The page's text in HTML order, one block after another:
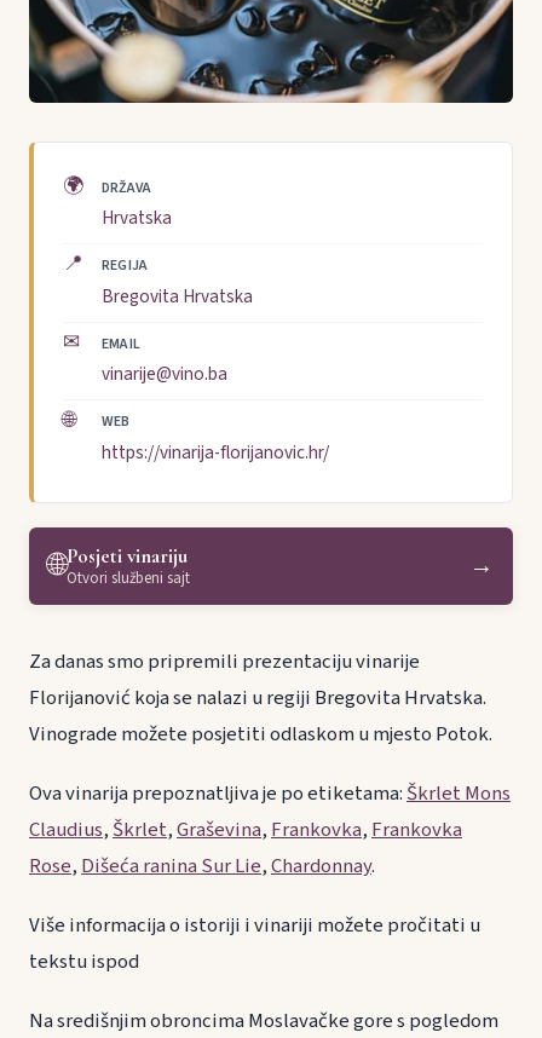
🌍 DRŽAVA
Hrvatska
📍 REGIJA
Bregovita Hrvatska
✉ EMAIL
vinarije@vino.ba
🌐 WEB
https://vinarija-florijanovic.hr/
🌐Posjeti vinariju
Otvori službeni sajt →
Za danas smo pripremili prezentaciju vinarije
Florijanović koja se nalazi u regiji Bregovita Hrvatska.
Vinograde možete posjetiti odlaskom u mjesto Potok.
Ova vinarija prepoznatljiva je po etiketama:Škrlet Mons
Claudius,Škrlet,Graševina,Frankovka,Frankovka
Rose,Dišeća ranina Sur Lie,Chardonnay.
Više informacija o istoriji i vinariji možete pročitati u
tekstu ispod
Na središnjim obroncima Moslavačke gore s pogledom